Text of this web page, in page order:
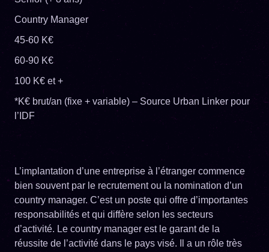
Country Manager
45-60 K€
60-90 K€
100 K€ et +
*K€ brut/an (fixe + variable) – Source Urban Linker pour
l’IDF
L’implantation d’une entreprise à l’étranger commence
bien souvent par le recrutement ou la nomination d’un
country manager. C’est un poste qui offre d’importantes
responsabilités et qui diffère selon les secteurs
d’activité. Le country manager est le garant de la
réussite de l’activité dans le pays visé. Il a un rôle très